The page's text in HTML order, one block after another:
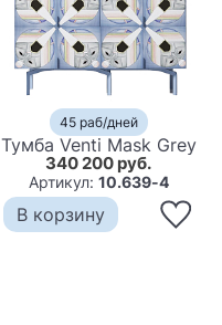
45 раб/дней
Тумба Venti Mask Grey
340 200 руб.
Артикул: 10.639-4
В корзину